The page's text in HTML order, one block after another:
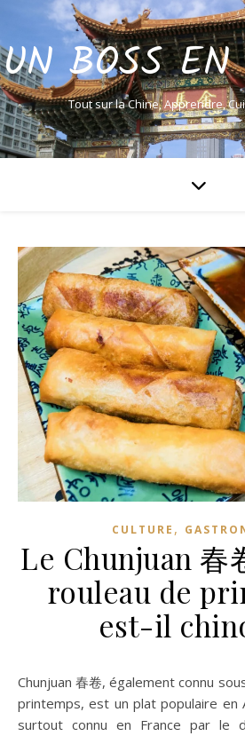
UN BOSS
Tout sur la Chine, Apprendre,
CULTURE ,
Le Chunjuan 春
rouleau de
est-il
Chunjuan 春卷, également connu sous le nom de rouleau de
printemps, est un plat populaire en
surtout connu en France par le